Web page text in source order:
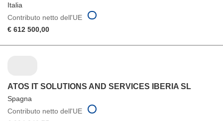
Italia
Contributo netto dell'UE
€ 612 500,00
ATOS IT SOLUTIONS AND SERVICES IBERIA SL
Spagna
Contributo netto dell'UE